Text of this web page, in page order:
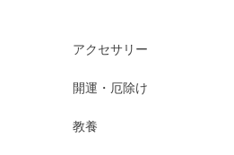
アクセサリー
開運・厄除け
教養